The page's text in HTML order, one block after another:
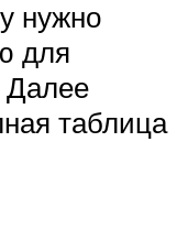
нужно
для
Далее
таблица